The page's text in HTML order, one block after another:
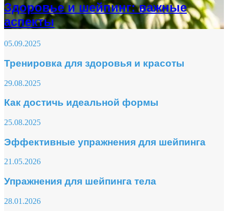
Здоровье и шейпинг: важные
аспекты
05.09.2025
Тренировка для здоровья и красоты
29.08.2025
Как достичь идеальной формы
25.08.2025
Эффективные упражнения для шейпинга
21.05.2026
Упражнения для шейпинга тела
28.01.2026